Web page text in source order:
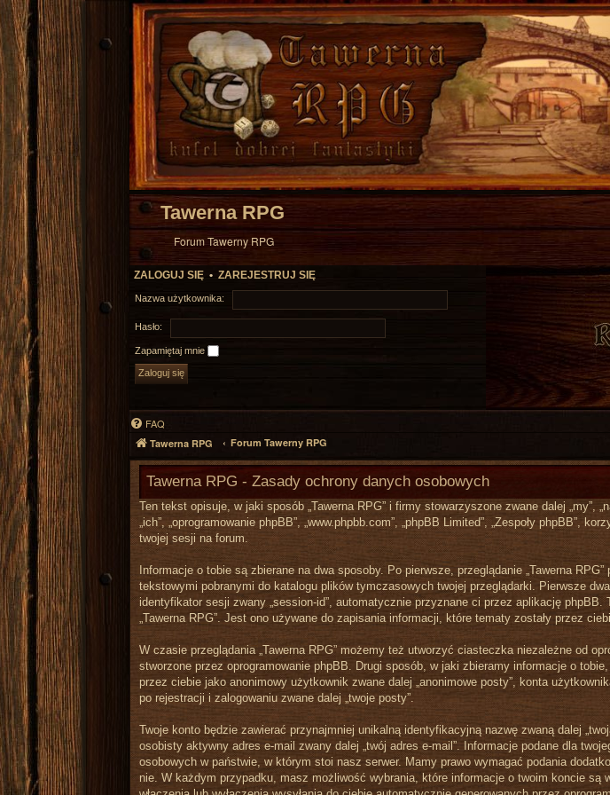
Tawerna RPG
Forum Tawerny RPG
ZALOGUJ SIĘ • ZAREJESTRUJ SIĘ
Nazwa użytkownika:
Hasło:
Zapamiętaj mnie
FAQ
Tawerna RPG Forum Tawerny RPG
Tawerna RPG - Zasady ochrony danych osobowych
Ten tekst opisuje, w jaki sposób „Tawerna RPG” i firmy stowarzyszone zwane dalej „my”,
„ich”, „oprogramowanie phpBB”, „www.phpbb.com”, „phpBB Limited”, „Zespoły
twojej sesji na forum.
Informacje o tobie są zbierane na dwa sposoby. Po pierwsze, przeglądanie „Tawerna
tekstowymi pobranymi do katalogu plików tymczasowych twojej przeglądarki. Pierwsze
identyfikator sesji zwany „session-id”, automatycznie przyznane ci przez aplikację
„Tawerna RPG”. Jest ono używane do zapisania informacji, które tematy zostały przez
W czasie przeglądania „Tawerna RPG” możemy też utworzyć ciasteczka niezależne od
stworzone przez oprogramowanie phpBB. Drugi sposób, w jaki zbieramy informacje o
przez ciebie jako anonimowy użytkownik zwane dalej „anonimowe posty”, konta
po rejestracji i zalogowaniu zwane dalej „twoje posty”.
Twoje konto będzie zawierać przynajmniej unikalną identyfikacyjną nazwę zwaną dalej
osobisty aktywny adres e-mail zwany dalej „twój adres e-mail”. Informacje podane dla
osobowych w państwie, w którym stoi nasz serwer. Mamy prawo wymagać podania
nie. W każdym przypadku, masz możliwość wybrania, które informacje o twoim koncie